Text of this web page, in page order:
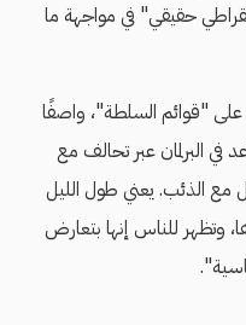
حقيقي" في مواجهة ما
على "قوائم السلطة"، واصفًا
في البرلمان عبر تحالف مع
مع الذئب. يعني طول الليل
وتظهر للناس إنها بتعارض